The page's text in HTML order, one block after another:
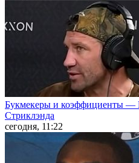
Букмекеры и коэффициенты —
Стриклэнда
сегодня, 11:22